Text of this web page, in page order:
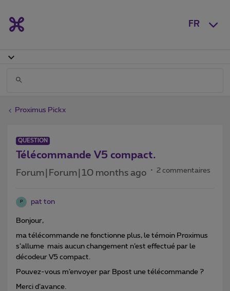
FR
Proximus Pickx
QUESTION
Télécommande V5 compact.
Forum|Forum|10 months ago 2 commentaires
P pat ton
Bonjour,
ma télécommande ne fonctionne plus, le témoin Proximus
s’allume mais aucun changement n’est effectué par le
décodeur V5 compact.
Pouvez-vous m’envoyer par Bpost une télécommande ?
Merci d’avance.